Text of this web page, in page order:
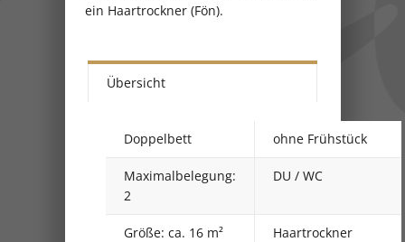
ein Haartrockner (Fön).
Übersicht
Doppelbett ohne Frühstück
Maximalbelegung:
2
DU / WC
Größe: ca. 16 m² Haartrockner